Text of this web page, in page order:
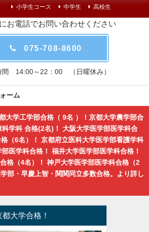
小学生コース 中学生 高校生
お電話でお問い合わせください
075-708-8600
間 14:00～22：00 （日曜休み）
ーム
大学工学部合格（ 9名 ）！京都大学農学部合
学科 合格(2名)！ 大阪大学医学部医学科合
（6名）！ 京都府立医科大学医学部看護学科
医学科合格！ 福井大学医学部医学科合格！
格（4名）！ 神戸大学医学部医学科合格（2
部・早慶上智・関関同立多数合格。より詳し
大学合格！